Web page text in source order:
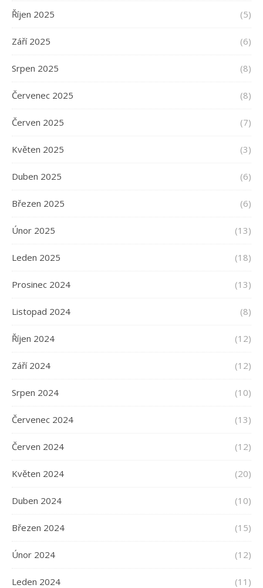
Říjen 2025 (5)
Září 2025 (6)
Srpen 2025 (8)
Červenec 2025 (8)
Červen 2025 (7)
Květen 2025 (3)
Duben 2025 (6)
Březen 2025 (6)
Únor 2025 (13)
Leden 2025 (18)
Prosinec 2024 (13)
Listopad 2024 (8)
Říjen 2024 (12)
Září 2024 (12)
Srpen 2024 (10)
Červenec 2024 (13)
Červen 2024 (12)
Květen 2024 (20)
Duben 2024 (10)
Březen 2024 (15)
Únor 2024 (12)
Leden 2024 (11)